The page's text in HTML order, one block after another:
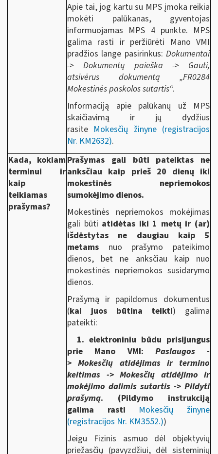
Apie tai, jog kartu su MPS įmoka reikia
mokėti palūkanas, gyventojas
informuojamas MPS 4 punkte. MPS
galima rasti ir peržiūrėti Mano VMI
pradžios lange pasirinkus: Dokumentai
-> Dokumentų paieška -> Gauti,
atsivėrus dokumentą „FR0284
Mokestinės paskolos sutartis“.
Informaciją apie palūkanų už MPS
skaičiavimą ir jų dydžius
rasite Mokesčių žinyne (registracijos
Nr. KM2632).
Kada, kokiam
terminui ir
kaip
teikiamas
prašymas?
Prašymas gali būti pateiktas ne
anksčiau kaip prieš 20 dienų iki
mokestinės nepriemokos
sumokėjimo dienos.
Mokestinės nepriemokos mokėjimas
gali būti atidėtas iki 1 metų ir (ar)
išdėstytas ne daugiau kaip 5
metams nuo prašymo pateikimo
dienos, bet ne anksčiau kaip nuo
mokestinės nepriemokos susidarymo
dienos.
Prašymą ir papildomus dokumentus
(kai juos būtina teikti) galima
pateikti:
1. elektroniniu būdu prisijungus
prie Mano VMI: Paslaugos -
> Mokesčių atidėjimas ir termino
keitimas -> Mokesčių atidėjimo ir
mokėjimo dalimis sutartis -> Pildyti
prašymą. (Pildymo instrukciją
galima rasti Mokesčių žinyne
(registracijos Nr. KM3552.))
Jeigu Fizinis asmuo dėl objektyvių
priežasčių (pavyzdžiui, dėl sisteminių